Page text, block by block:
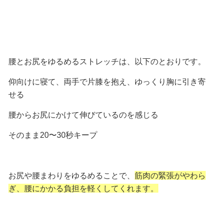
腰とお尻をゆるめるストレッチは、以下のとおりです。
仰向けに寝て、両手で片膝を抱え、ゆっくり胸に引き寄
せる
腰からお尻にかけて伸びているのを感じる
そのまま20〜30秒キープ
お尻や腰まわりをゆるめることで、 筋肉の緊張がやわら
ぎ、腰にかかる負担を軽くしてくれます。